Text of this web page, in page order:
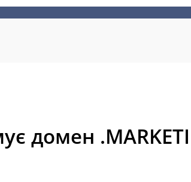
домен